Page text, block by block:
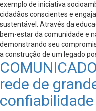
exemplo de iniciativa
cidadãos conscientes e
sustentável. Através da
bem-estar da comunidade e
demonstrando seu
a construção de um legado
rede de